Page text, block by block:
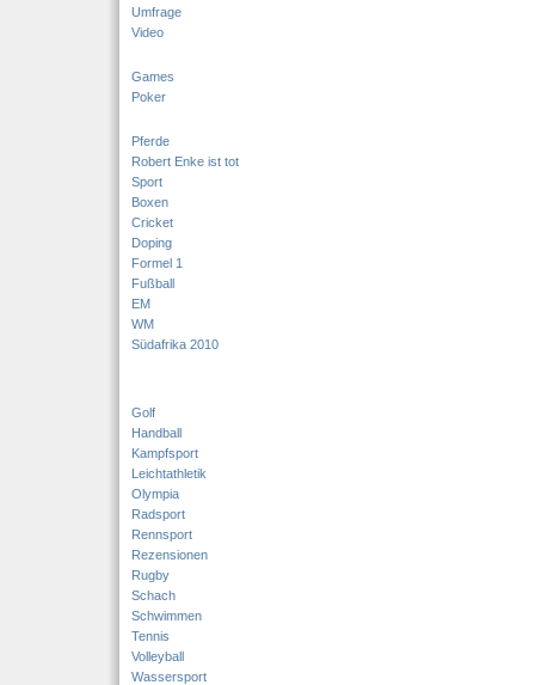
Umfrage
Video
Games
Poker
Pferde
Robert Enke ist tot
Sport
Boxen
Cricket
Doping
Formel 1
Fußball
EM
WM
Südafrika 2010
Golf
Handball
Kampfsport
Leichtathletik
Olympia
Radsport
Rennsport
Rezensionen
Rugby
Schach
Schwimmen
Tennis
Volleyball
Wassersport